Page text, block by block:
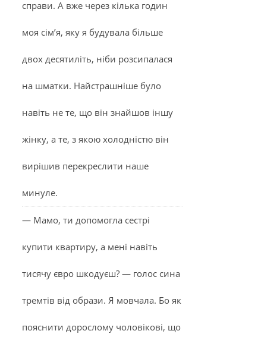
справи. А вже через кілька годин
моя сім’я, яку я будувала більше
двох десятиліть, ніби розсипалася
на шматки. Найстрашніше було
навіть не те, що він знайшов іншу
жінку, а те, з якою холодністю він
вирішив перекреслити наше
минуле.
— Мамо, ти допомогла сестрі
купити квартиру, а мені навіть
тисячу євро шкодуєш? — голос сина
тремтів від образи. Я мовчала. Бо як
пояснити дорослому чоловікові, що